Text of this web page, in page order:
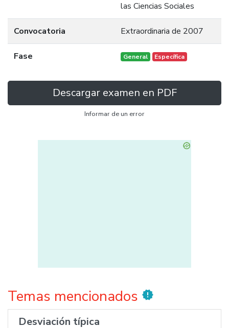
las Ciencias Sociales
Convocatoria Extraordinaria de 2007
Fase General Específica
Descargar examen en PDF
Informar de un error
Temas mencionados new_releases
Desviación típica